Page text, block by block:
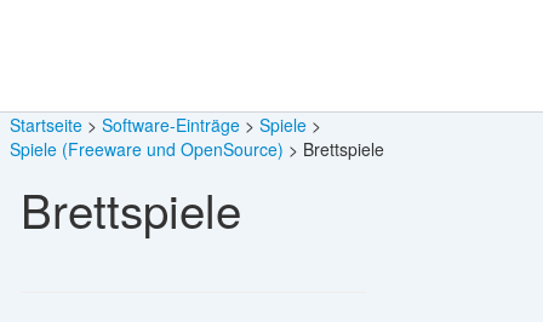
Startseite Software-Einträge
Spiele
Spiele (Freeware und OpenSource)
Brettspiele
Brettspiele